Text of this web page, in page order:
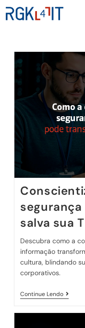
salva sua
Descubra como a
informação
cultura, blindando
corporativos.
Continue Lendo